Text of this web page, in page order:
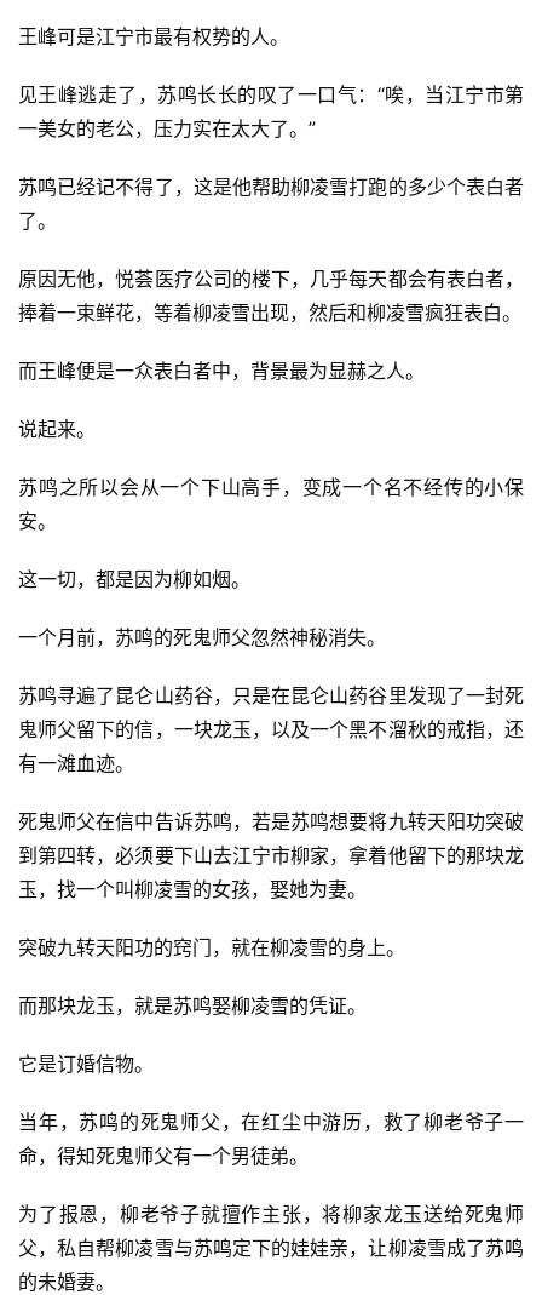
王峰可是江宁市最有权势的人。
见王峰逃走了，苏鸣长长的叹了一口气：“唉，当江宁市第
一美女的老公，压力实在太大了。”
苏鸣已经记不得了，这是他帮助柳凌雪打跑的多少个表白者
了。
原因无他，悦荟医疗公司的楼下，几乎每天都会有表白者，
捧着一束鲜花，等着柳凌雪出现，然后和柳凌雪疯狂表白。
而王峰便是一众表白者中，背景最为显赫之人。
说起来。
苏鸣之所以会从一个下山高手，变成一个名不经传的小保
安。
这一切，都是因为柳如烟。
一个月前，苏鸣的死鬼师父忽然神秘消失。
苏鸣寻遍了昆仑山药谷，只是在昆仑山药谷里发现了一封死
鬼师父留下的信，一块龙玉，以及一个黑不溜秋的戒指，还
有一滩血迹。
死鬼师父在信中告诉苏鸣，若是苏鸣想要将九转天阳功突破
到第四转，必须要下山去江宁市柳家，拿着他留下的那块龙
玉，找一个叫柳凌雪的女孩，娶她为妻。
突破九转天阳功的窍门，就在柳凌雪的身上。
而那块龙玉，就是苏鸣娶柳凌雪的凭证。
它是订婚信物。
当年，苏鸣的死鬼师父，在红尘中游历，救了柳老爷子一
命，得知死鬼师父有一个男徒弟。
为了报恩，柳老爷子就擅作主张，将柳家龙玉送给死鬼师
父，私自帮柳凌雪与苏鸣定下的娃娃亲，让柳凌雪成了苏鸣
的未婚妻。